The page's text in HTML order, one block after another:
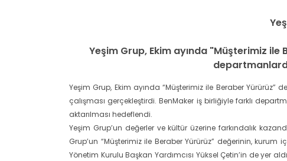
Yeşim Grup, Ekim ayında "Müşterimiz
Yeşim Grup, Ekim ayında “Müşterimiz ile Beraber
çalışması gerçekleştirdi. BenMaker iş birliğiyle farklı
aktarılması hedeflendi.
Yeşim Grup’un değerler ve kültür üzerine farkındalık
Grup’un “Müşterimiz ile Beraber Yürürüz” değerinin,
Yönetim Kurulu Başkan Yardımcısı Yüksel Çetin’in de yer